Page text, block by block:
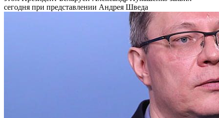
сегодня при представлении Андрея Шведа